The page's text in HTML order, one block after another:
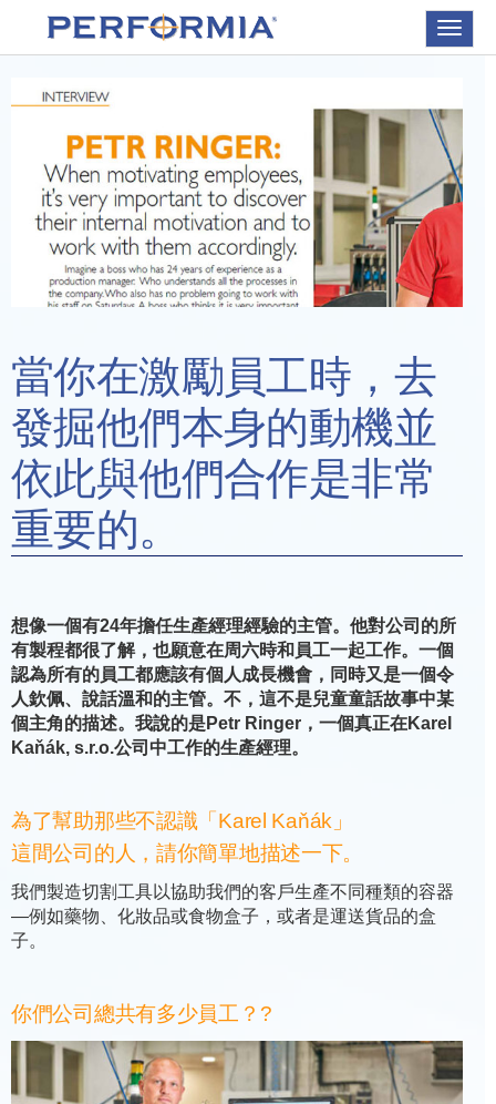
Toggle
當你在激勵員工時，去
發掘他們本身的動機並
依此與他們合作是非常
重要的。
想像一個有24年擔任生產經理經驗的主管。他對公司的所
有製程都很了解，也願意在周六時和員工一起工作。一個
認為所有的員工都應該有個人成長機會，同時又是一個令
人欽佩、說話溫和的主管。不，這不是兒童童話故事中某
個主角的描述。我說的是Petr Ringer，一個真正在Karel
Kaňák, s.r.o.公司中工作的生產經理。
為了幫助那些不認識「Karel Kaňák」
這間公司的人，請你簡單地描述一下。
我們製造切割工具以協助我們的客戶生產不同種類的容器
—例如藥物、化妝品或食物盒子，或者是運送貨品的盒
子。
你們公司總共有多少員工？?